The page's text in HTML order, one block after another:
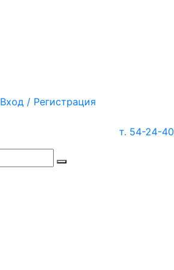
Вход / Регистрация
т. 54-24-40